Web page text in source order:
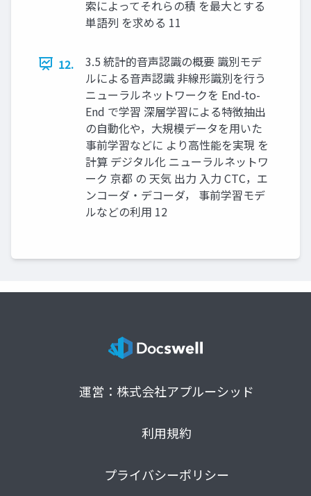
索によってそれらの積 を最大とする
単語列 を求める 11
12.
3.5 統計的音声認識の概要 識別モデ
ルによる音声認識 非線形識別を行う
ニューラルネットワークを End-to-
End で学習 深層学習による特徴抽出
の自動化や，大規模データを用いた
事前学習などに より高性能を実現 を
計算 デジタル化 ニューラルネットワ
ーク 京都 の 天気 出力 入力 CTC，エ
ンコーダ・デコーダ， 事前学習モデ
ルなどの利用 12
運営：株式会社アプルーシッド
利用規約
プライバシーポリシー